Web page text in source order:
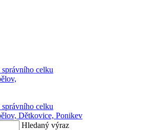
správního celku
správního celku
Dětkovice, Ponikev
Hledaný výraz